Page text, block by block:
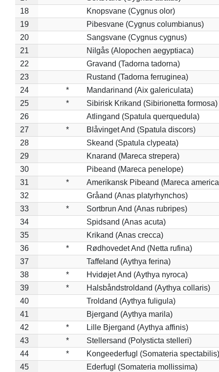
18
Knopsvane (Cygnus olor)
19
Pibesvane (Cygnus columbianus)
20
Sangsvane (Cygnus cygnus)
21
Nilgås (Alopochen aegyptiaca)
22
Gravand (Tadorna tadorna)
23
Rustand (Tadorna ferruginea)
24
*
Mandarinand (Aix galericulata)
25
*
Sibirisk Krikand (Sibirionetta formosa)
26
Atlingand (Spatula querquedula)
27
*
Blåvinget And (Spatula discors)
28
Skeand (Spatula clypeata)
29
Knarand (Mareca strepera)
30
Pibeand (Mareca penelope)
31
*
Amerikansk Pibeand (Mareca
32
Gråand (Anas platyrhynchos)
33
*
Sortbrun And (Anas rubripes)
34
Spidsand (Anas acuta)
35
Krikand (Anas crecca)
36
*
Rødhovedet And (Netta rufina)
37
Taffeland (Aythya ferina)
38
*
Hvidøjet And (Aythya nyroca)
39
*
Halsbåndstroldand (Aythya collaris)
40
Troldand (Aythya fuligula)
41
Bjergand (Aythya marila)
42
*
Lille Bjergand (Aythya affinis)
43
*
Stellersand (Polysticta stelleri)
44
*
Kongeederfugl (Somateria spectabilis)
45
Ederfugl (Somateria mollissima)